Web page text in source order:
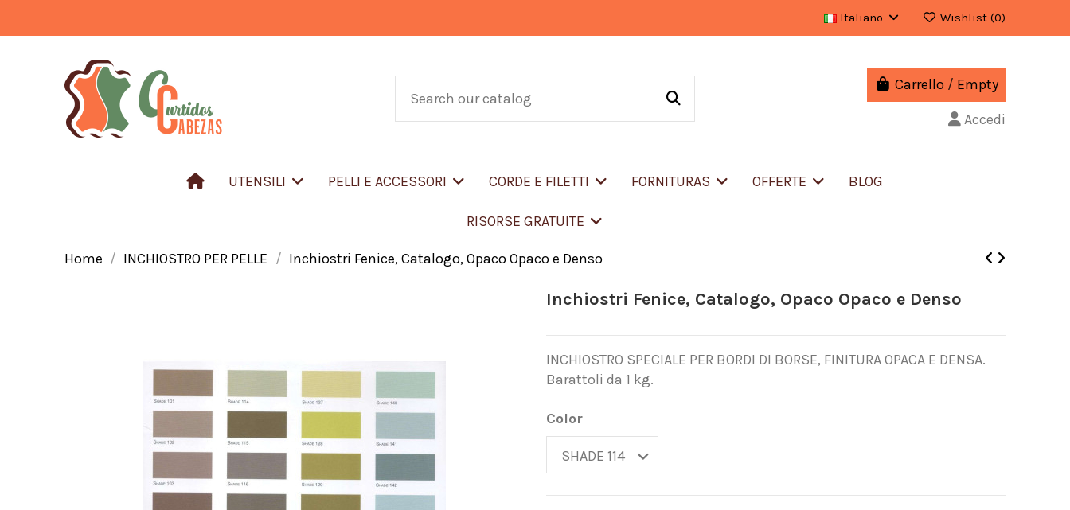
Italiano Wishlist (0)
Carrello / Empty
Accedi
UTENSILI PELLI E ACCESSORI CORDE E FILETTI FORNITURAS OFFERTE BLOG
RISORSE GRATUITE
Home INCHIOSTRO PER PELLE Inchiostri Fenice, Catalogo, Opaco Opaco e Denso
Inchiostri Fenice, Catalogo, Opaco Opaco e Denso
INCHIOSTRO SPECIALE PER BORDI DI BORSE, FINITURA OPACA E DENSA.
Barattoli da 1 kg.
Color